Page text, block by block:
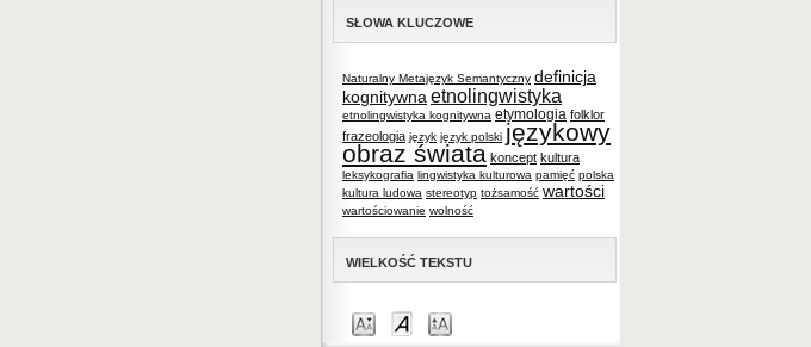
SŁOWA KLUCZOWE
Naturalny Metajęzyk Semantyczny definicja
kognitywna etnolingwistyka
etnolingwistyka kognitywna etymologia folklor
frazeologia język język polski językowy
obraz świata koncept kultura
leksykografia lingwistyka kulturowa pamięć polska
kultura ludowa stereotyp tożsamość wartości
wartościowanie wolność
WIELKOŚĆ TEKSTU